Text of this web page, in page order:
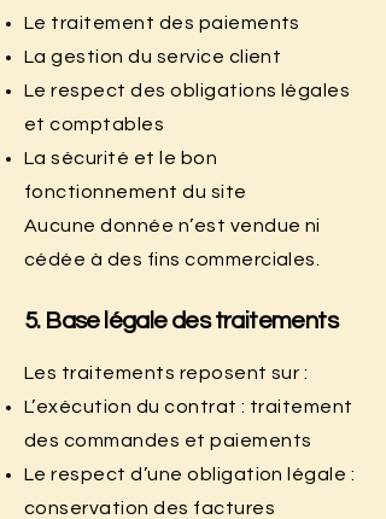
Le traitement des paiements
La gestion du service client
Le respect des obligations légales
et comptables
La sécurité et le bon
fonctionnement du site
Aucune donnée n’est vendue ni
cédée à des fins commerciales.
5. Base légale des traitements
Les traitements reposent sur :
L’exécution du contrat : traitement
des commandes et paiements
Le respect d’une obligation légale :
conservation des factures